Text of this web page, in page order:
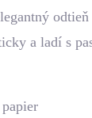
a ladí s